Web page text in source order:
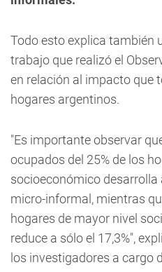
Todo esto explica también
trabajo que realizó el
en relación al impacto que
hogares argentinos.
"Es importante observar
ocupados del 25% de los
socioeconómico
micro-informal, mientras
hogares de mayor nivel
reduce a sólo el 17,3%",
los investigadores a cargo